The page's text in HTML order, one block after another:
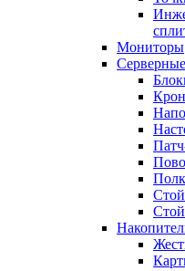
Мониторы